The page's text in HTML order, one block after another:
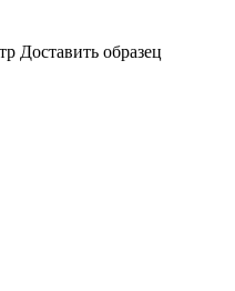
Доставить образец